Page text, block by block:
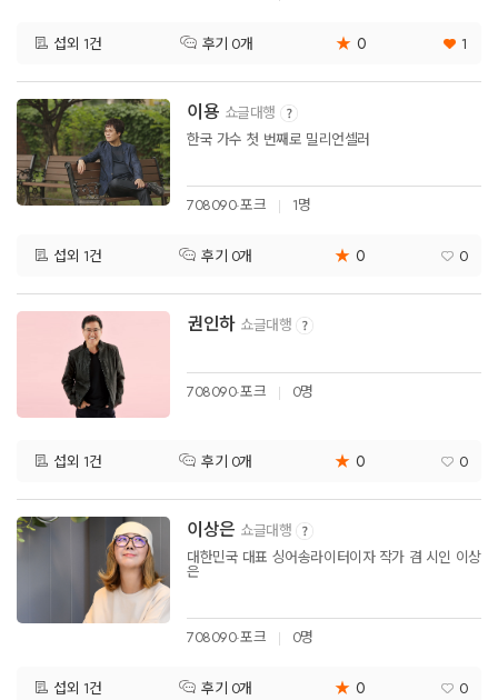
섭외 1건 후기 0개 ★ 0 1
이용 쇼글대행
한국 가수 첫 번째로 밀리언셀러
708090·포크 1명
섭외 1건 후기 0개 ★ 0 0
권인하 쇼글대행
708090·포크 0명
섭외 1건 후기 0개 ★ 0 0
이상은 쇼글대행
대한민국 대표 싱어송라이터이자 작가 겸 시인 이상
은
708090·포크 0명
섭외 1건 후기 0개 ★ 0 0